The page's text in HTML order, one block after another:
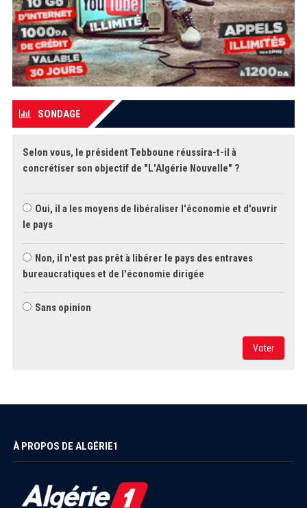
SONDAGE
Selon vous, le président Tebboune réussira-t-il à
concrétiser son objectif de "L'Algérie Nouvelle" ?
Oui, il a les moyens de libéraliser l'économie et d'ouvrir
le pays
Non, il n'est pas prêt à libérer le pays des entraves
bureaucratiques et de l'économie dirigée
Sans opinion
Voter
À PROPOS DE ALGÉRIE1